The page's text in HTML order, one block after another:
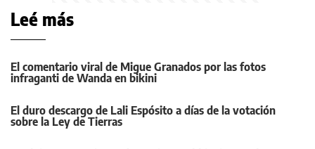
Leé más
El comentario viral de Migue Granados por las fotos
infraganti de Wanda en bikini
El duro descargo de Lali Espósito a días de la votación
sobre la Ley de Tierras